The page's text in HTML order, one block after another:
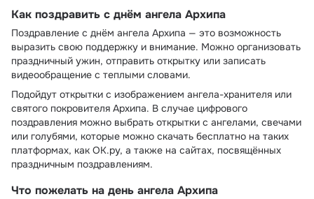
Как поздравить с днём ангела Архипа
Поздравление с днём ангела Архипа — это возможность
выразить свою поддержку и внимание. Можно организовать
праздничный ужин, отправить открытку или записать
видеообращение с теплыми словами.
Подойдут открытки с изображением ангела-хранителя или
святого покровителя Архипа. В случае цифрового
поздравления можно выбрать открытки с ангелами, свечами
или голубями, которые можно скачать бесплатно на таких
платформах, как ОК.ру, а также на сайтах, посвящённых
праздничным поздравлениям.
Что пожелать на день ангела Архипа